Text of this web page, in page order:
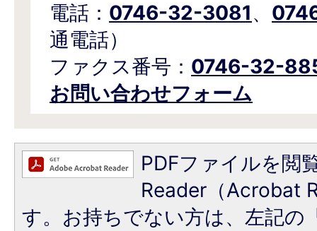
電話： 0746-32-3081、
通電話）
ファクス番号： 0746-32-
お問い合わせフォーム
PDFファイルを閲
Reader（Acrobat
す。お持ちでない方は、左記の